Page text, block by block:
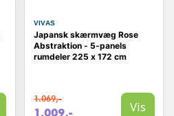
VIVAS
Japansk skærmvæg Rose
Abstraktion - 5-panels
rumdeler 225 x 172 cm
1.069,-
1.009,- Vis